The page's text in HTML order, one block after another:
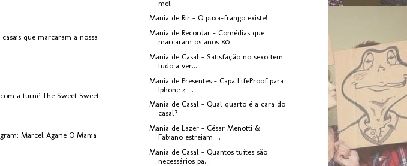
que marcaram a nossa
a turnê The Sweet Sweet
Marcel Agarie O Mania
mel
Mania de Rir - O puxa-frango existe!
Mania de Recordar - Comédias que
marcaram os anos 80
Mania de Casal - Satisfação no sexo tem
tudo a ver...
Mania de Presentes - Capa LifeProof para
Iphone 4 ...
Mania de Casal - Qual quarto é a cara do
casal?
Mania de Lazer - César Menotti &
Fabiano estreiam ...
Mania de Casal - Quantos tuítes são
necessários pa...